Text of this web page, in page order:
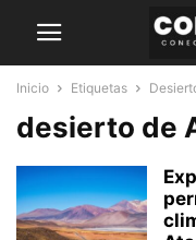
Inicio Etiquetas
desierto de